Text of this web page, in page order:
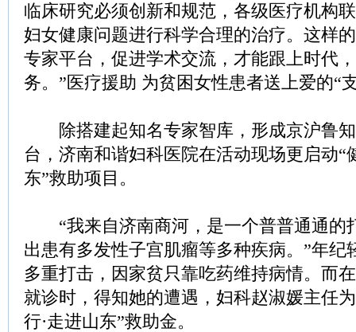
临床研究必须创新和规范，各级医疗机构
妇女健康问题进行科学合理的治疗。这样
专家平台，促进学术交流，才能跟上时代
务。”医疗援助 为贫困女性患者送上爱的“
除搭建起知名专家智库，形成京沪鲁知
台，济南和谐妇科医院在活动现场更启动“
东”救助项目。
“我来自济南商河，是一个普普通通的
出患有多发性子宫肌瘤等多种疾病。”年纪
多重打击，因家贫只靠吃药维持病情。而
就诊时，得知她的遭遇，妇科赵淑媛主任
行·走进山东”救助金。